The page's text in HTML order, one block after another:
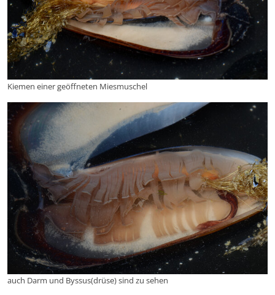
Kiemen einer geöffneten Miesmuschel
auch Darm und Byssus(drüse) sind zu sehen